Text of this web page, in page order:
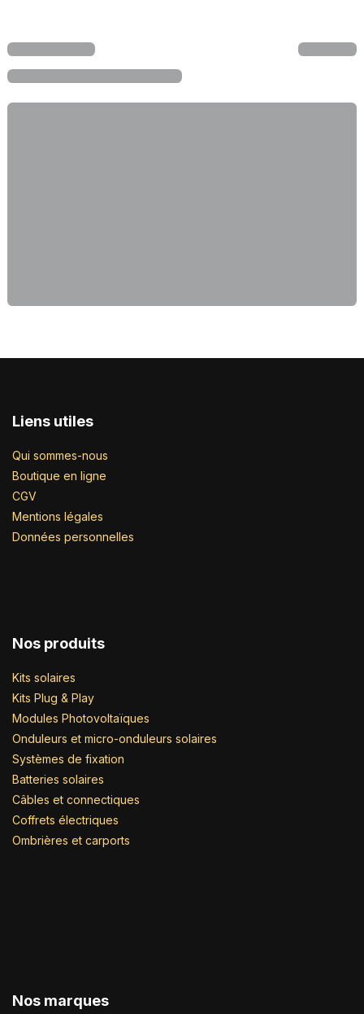
Liens utiles
Qui sommes-nous
Boutique en ligne
CGV
Mentions légales
Données personnelles
Nos produits
Kits solaires
Kits Plug & Play
Modules Photovoltaïques
Onduleurs et micro-onduleurs solaires
Systèmes de fixation
Batteries solaires
Câbles et connectiques
Coffrets électriques
Ombrières et carports
Nos marques